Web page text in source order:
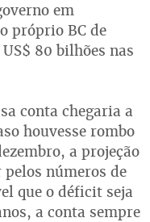
em
próprio BC de
80 bilhões nas
conta chegaria a
houvesse rombo
a projeção
números de
que o déficit seja
a conta sempre